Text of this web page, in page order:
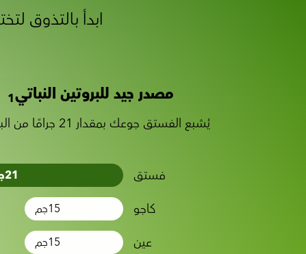
مصدر جيد للبروتين النباتي1
يُشبع الفستق جوعك بمقدار 21 جرامًا من البروتين.
فستق 21
كاجو 15جم
عين 15جم